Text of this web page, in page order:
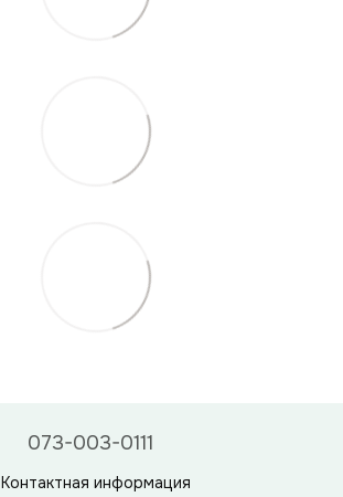
073-003-0111
Контактная информация